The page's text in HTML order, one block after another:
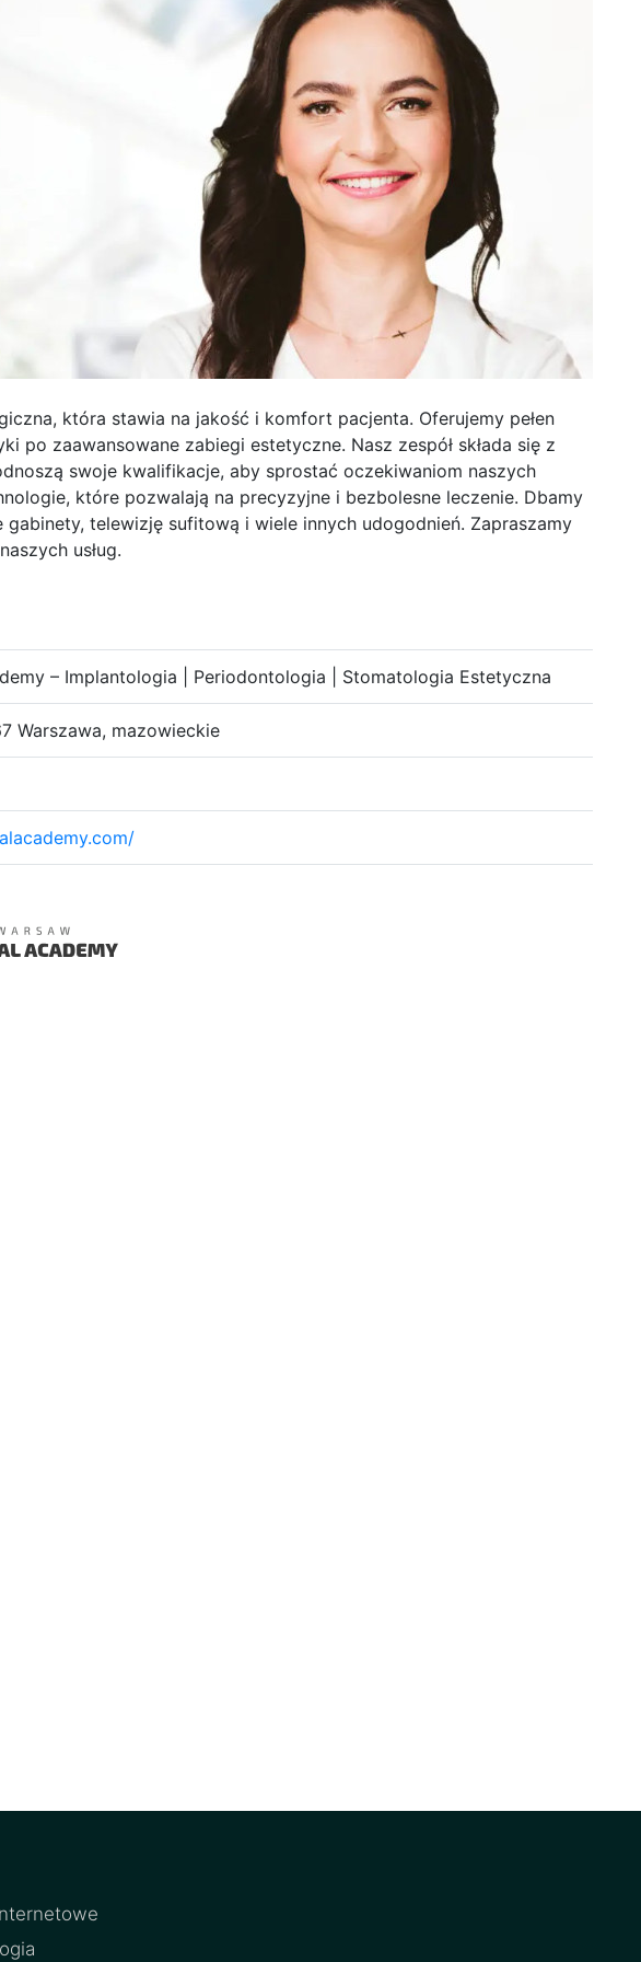
która stawia na jakość i komfort pacjenta. Oferujemy pełen
po zaawansowane zabiegi estetyczne. Nasz zespół składa się z
swoje kwalifikacje, aby sprostać oczekiwaniom naszych
które pozwalają na precyzyjne i bezbolesne leczenie. Dbamy
telewizję sufitową i wiele innych udogodnień. Zapraszamy
usług.
– Implantologia | Periodontologia | Stomatologia Estetyczna
Warszawa, mazowieckie